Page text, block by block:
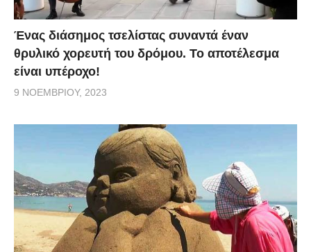
Ένας διάσημος τσελίστας συναντά έναν
θρυλικό χορευτή του δρόμου. Το αποτέλεσμα
είναι υπέροχο!
9 ΝΟΕΜΒΡΊΟΥ, 2023